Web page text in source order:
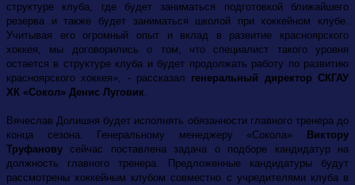
структуре клуба, где будет заниматься подготовкой ближайшего
резерва и также будет заниматься школой при хоккейном клубе.
Учитывая его огромный опыт и вклад в развитие красноярского
хоккея, мы договорились о том, что специалист такого уровня
остается в структуре клуба и будет продолжать работу по развитию
красноярского хоккея», - рассказал генеральный директор СКГАУ
ХК «Сокол» Денис Луговик.
Вячеслав Долишня будет исполнять обязанности главного тренера до
конца сезона. Генеральному менеджеру «Сокола»
Виктору
Труфанову сейчас поставлена задача о подборе кандидатур на
должность главного тренера. Предложенные кандидатуры будут
рассмотрены хоккейным клубом совместно с учредителями клуба в